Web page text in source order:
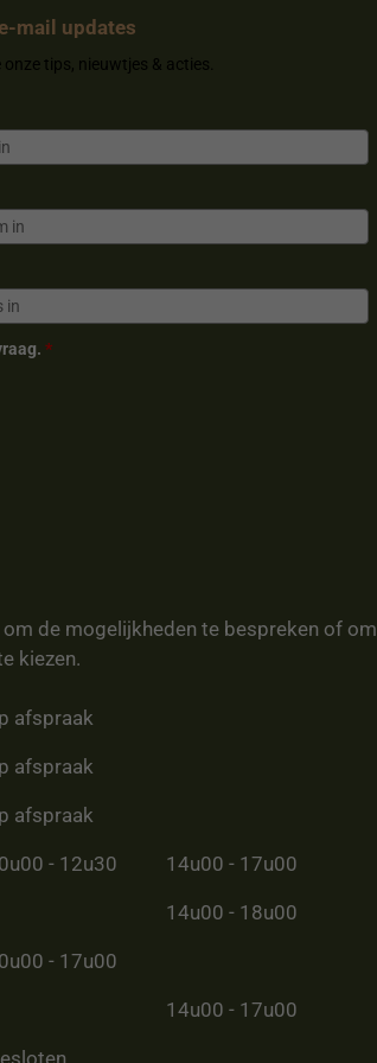
mail updates
tips, nieuwtjes & acties.
*
de mogelijkheden te bespreken of om
kiezen.
afspraak
afspraak
afspraak
- 12u30 14u00 - 17u00
14u00 - 18u00
- 17u00
14u00 - 17u00